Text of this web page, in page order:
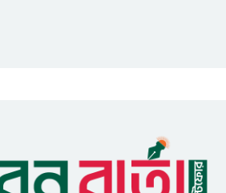
সহযোগিতা চাইলেন সাইফুল ইসলাম